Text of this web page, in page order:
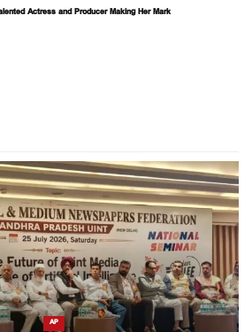
Actress and Producer Making Her Mark
AP